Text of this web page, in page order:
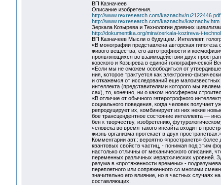
ВП Казначеев
Описание изобретения.
http://www.rexresearch.com/kaznachv/ru2122446.pdf
http://www.rexresearch.com/kaznachv/kaznachv.htm
Зеркала Козырева и Технологии древних
http://dokumentika.org/mira/zerkala-kozireva-i-
ВП Казначеев Мысли о будущем. Интеллект,
«В монографии представлена авторская
живого вещества, его автотрофности и
проявляющихся во взаимодействии двух
ковского и Козырева в единой голографической
«Если мы не сможем освободиться от
ния, которое трактуется как электронно-
и откажемся от исследований еще
интеллекта (представителями которого мы
сах), то, конечно, ни о каком ноосферном
«В отличие от обычного гетеротрофного
социального поведения, когда человек получает
репродуцирует их, комбинирует из них некие
бое трансцендентное состояние интеллекта —
бен к творчеству, изобретению,
человека во время такого инсайта входит в
жизнь организма протекает в двух
Комментарии авт.: вероятно «пространств»
квантовых свойств частиц, - понимая под этим
настолько отличны от механического описания,
переменных различных иерархических уровней.
разума в «протяженности времени» -
переплетного или сопряженного со многими
значительно его влияние, но в частных случаях
составляющих.